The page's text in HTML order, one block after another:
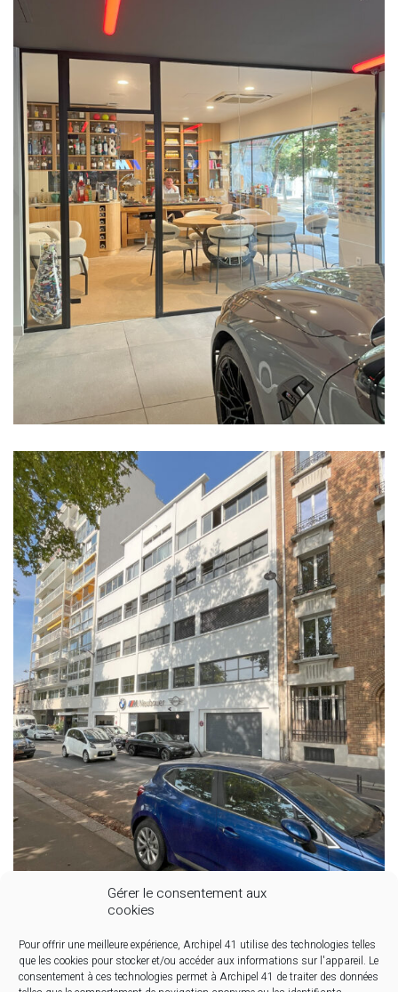
Gérer le consentement aux
cookies
Pour offrir une meilleure expérience, Archipel 41 utilise des technologies telles
que les cookies pour stocker et/ou accéder aux informations sur l'appareil. Le
consentement à ces technologies permet à Archipel 41 de traiter des données